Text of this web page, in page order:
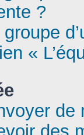
?
groupe
«
de
des